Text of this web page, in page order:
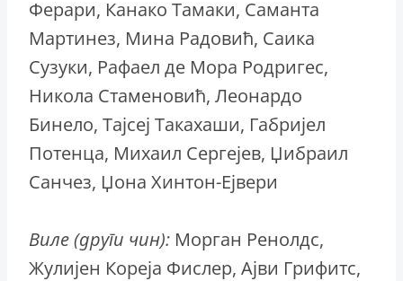
Ферари, Канако Тамаки, Саманта
Мартинез, Мина Радовић, Саика
Сузуки, Рафаел де Мора Родригес,
Никола Стаменовић, Леонардо
Бинело, Тајсеј Такахаши, Габријел
Потенца, Михаил Сергејев, Џибраил
Санчез, Џона Хинтон-Ејвери
Виле (други чин): Морган Ренолдс,
Жулијен Кореја Фислер, Ајви Грифитс,